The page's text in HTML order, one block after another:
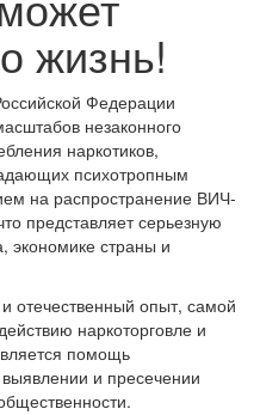
жизнь!
Федерации
незаконного
наркотиков,
психотропным
на распространение ВИЧ-
представляет серьезную
экономике страны и
отечественный опыт, самой
наркоторговле и
помощь
и пресечении